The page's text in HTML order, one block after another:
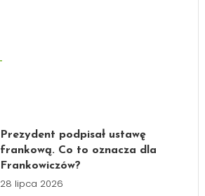
Prezydent podpisał ustawę
frankową. Co to oznacza dla
Frankowiczów?
28 lipca 2026